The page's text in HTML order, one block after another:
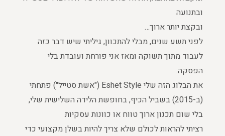
ובתנועה
ובקצת יותר ארוך…
לפני תשע שנים, מבלי להתכוון, גיליתי שיש דבר כזה
לעבוד מתוך תשוקה ומאז אני פורחת ועובדת בלי
הפסקה.
את הבלוג הזה שלי Eshet Style ("אשת סטייל") פתחתי
(ב-2015) בשביל הכיף, בחופשת הלידה השלישית שלי,
בלי שום תכנון ארוך טווח או כוונות עסקיות
רציתי להראות לכולם שלא צריך להיות בשלן מקצועי כדי